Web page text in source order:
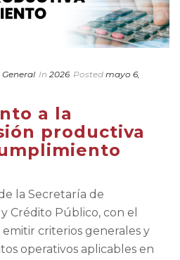
In 2026 Posted mayo 6,
a la
productiva
la Secretaría de
Crédito Público, con el
criterios generales y
operativos aplicables en